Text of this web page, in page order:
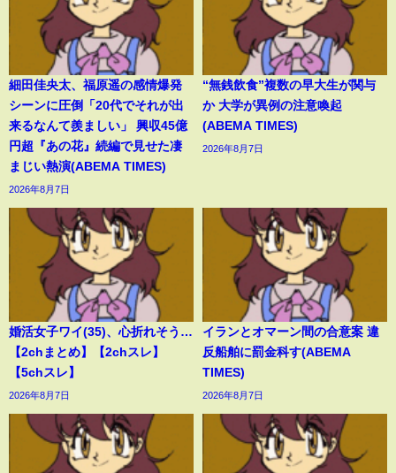
細田佳央太、福原遥の感情爆発
シーンに圧倒「20代でそれが出
来るなんて羨ましい」 興収45億
円超『あの花』続編で見せた凄
まじい熱演(ABEMA TIMES)
2026年8月7日
“無銭飲食”複数の早大生が関与
か 大学が異例の注意喚起
(ABEMA TIMES)
2026年8月7日
婚活女子ワイ(35)、心折れそう…
【2chまとめ】【2chスレ】
【5chスレ】
2026年8月7日
イランとオマーン間の合意案 違
反船舶に罰金科す(ABEMA
TIMES)
2026年8月7日